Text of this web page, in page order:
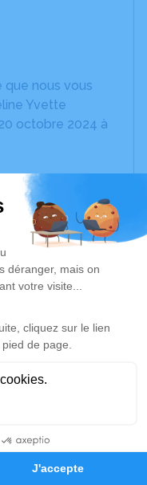
Hommages
que nous vous
Yvette
octobre 2024 à
pour
des photos
vos pensées
Cet endroit
la
Je rends hommage
à 09h00
de Biarritz